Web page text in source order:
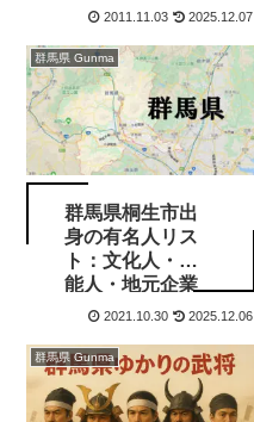
2011.11.03 2025.12.07
群馬県 Gunma
群馬県桐生市出
身の有名人リス
ト：文化人・芸
能人・地元企業
まとめ2021.10.30 2025.12.06
群馬県 Gunma